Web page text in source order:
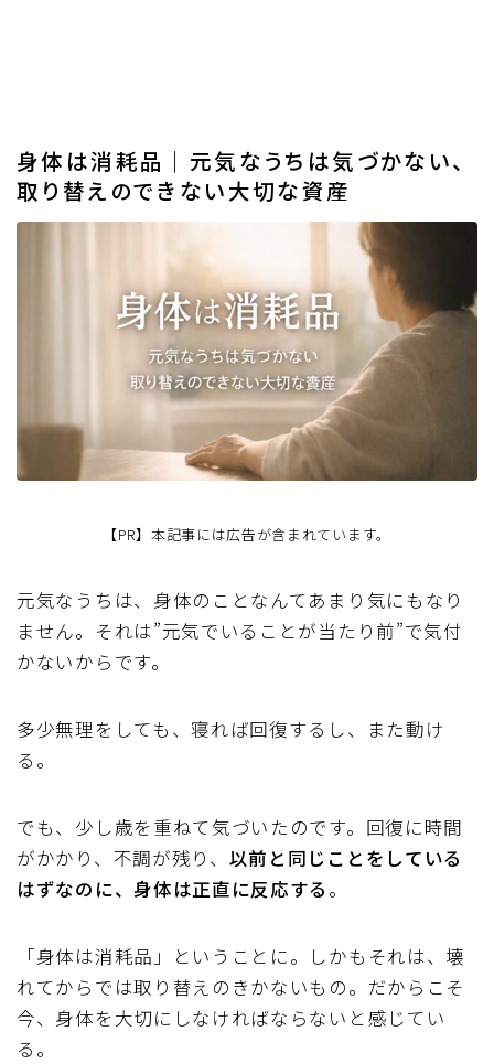
身体は消耗品｜元気なうちは気づかない、
取り替えのできない大切な資産
【PR】本記事には広告が含まれています。
元気なうちは、身体のことなんてあまり気にもなり
ません。それは”元気でいることが当たり前”で気付
かないからです。
多少無理をしても、寝れば回復するし、また動け
る。
でも、少し歳を重ねて気づいたのです。回復に時間
がかかり、不調が残り、 以前と同じことをしている
はずなのに、身体は正直に反応する 。
「身体は消耗品」ということに。しかもそれは、壊
れてからでは取り替えのきかないもの。だからこそ
今、身体を大切にしなければならないと感じてい
る。